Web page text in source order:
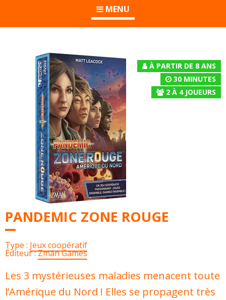
MENU
À PARTIR DE 8 ANS
30 MINUTES
2 À 4JOUEURS
PANDEMIC ZONE ROUGE
Type : Jeux coopératif
Éditeur :Zman Games
Les 3 mystérieuses maladies menacent toute
l’Amérique du Nord ! Elles se propagent très